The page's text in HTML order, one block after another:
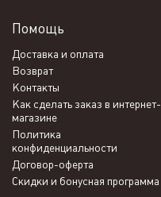
Помощь
Доставка и оплата
Возврат
Контакты
Как сделать заказ в интернет-
магазине
Политика
конфиденциальности
Договор-оферта
Скидки и бонусная программа